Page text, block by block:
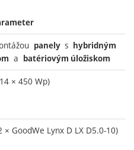
panely s hybridným
a batériovým úložiskom
× 450 Wp)
× GoodWe Lynx D LX D5.0-10)